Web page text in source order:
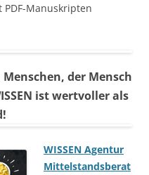
Manuskripten
der Mensch
ist wertvoller als
WISSEN Agentur
Mittelstandsberat